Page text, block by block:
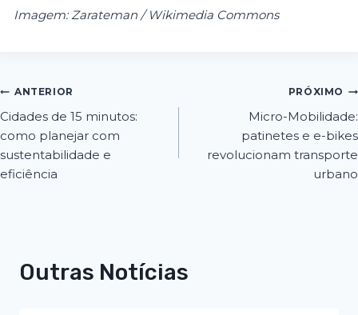
Imagem: Zarateman / Wikimedia Commons
ANTERIOR
Cidades de 15 minutos:
como planejar com
sustentabilidade e
eficiência
PRÓXIMO
Micro-Mobilidade:
patinetes e e-bikes
revolucionam transporte
urbano
Outras Notícias